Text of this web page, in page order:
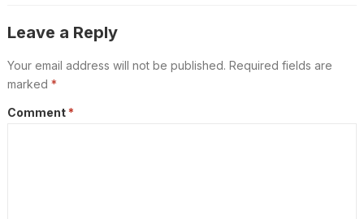
Leave a Reply
Your email address will not be published. Required fields are
marked *
Comment *